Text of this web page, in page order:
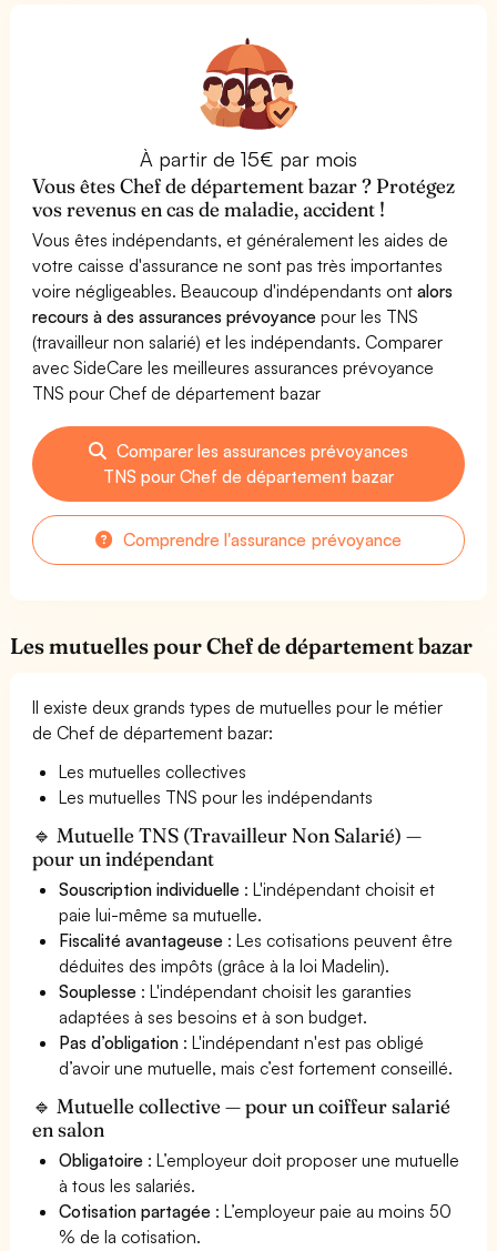
À partir de 15€ par mois
Vous êtes Chef de département bazar ? Protégez
vos revenus en cas de maladie, accident !
Vous êtes indépendants, et généralement les aides de
votre caisse d'assurance ne sont pas très importantes
voire négligeables. Beaucoup d'indépendants ontalors
recours à des assurances prévoyance pour les TNS
(travailleur non salarié) et les indépendants. Comparer
avec SideCare les meilleures assurances prévoyance
TNS pour Chef de département bazar
Comparer les assurances prévoyances
TNS pour Chef de département bazar
Comprendre l'assurance prévoyance
Les mutuelles pour Chef de département bazar
Il existe deux grands types de mutuelles pour le métier
de Chef de département bazar:
Les mutuelles collectives
Les mutuelles TNS pour les indépendants
🔹 Mutuelle TNS (Travailleur Non Salarié) —
pour un indépendant
Souscription individuelle : L'indépendant choisit et
paie lui-même sa mutuelle.
Fiscalité avantageuse : Les cotisations peuvent être
déduites des impôts (grâce à la loi Madelin).
Souplesse : L'indépendant choisit les garanties
adaptées à ses besoins et à son budget.
Pas d’obligation : L'indépendant n'est pas obligé
d’avoir une mutuelle, mais c’est fortement conseillé.
🔹 Mutuelle collective — pour un coiffeur salarié
en salon
Obligatoire : L’employeur doit proposer une mutuelle
à tous les salariés.
Cotisation partagée : L’employeur paie au moins 50
% de la cotisation.